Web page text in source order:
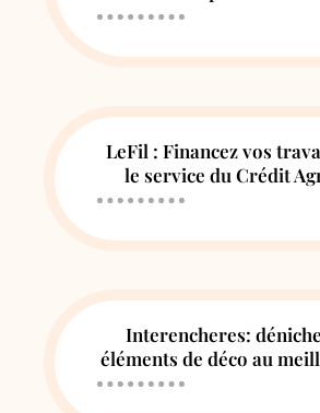
LeFil : Financez vos
le service du Crédit
Interencheres:
éléments de déco au